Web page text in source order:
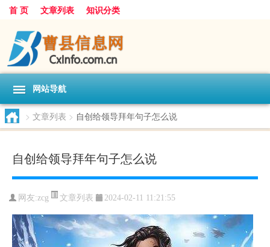
首 页 文章列表 知识分类
网站导航
> 文章列表 > 自创给领导拜年句子怎么说
自创给领导拜年句子怎么说
网友:zcg 文章列表 2024-02-11 11:21:55